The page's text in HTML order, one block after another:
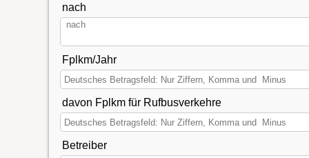
nach
Fplkm/Jahr
davon Fplkm für Rufbusverkehre
Betreiber